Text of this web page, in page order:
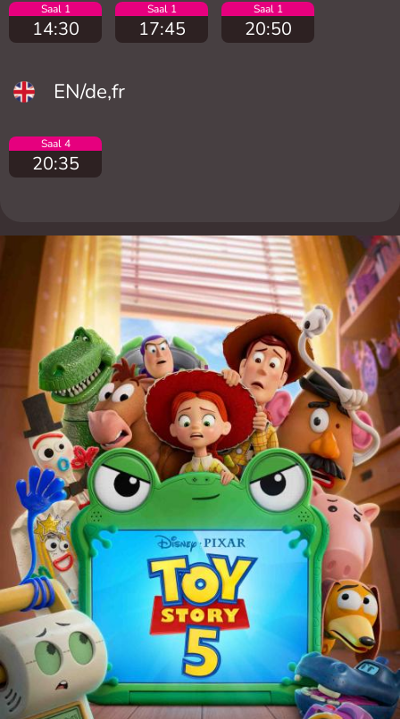
Saal 1
14:30
Saal 1
17:45
Saal 1
20:50
EN/de,fr
Saal 4
20:35